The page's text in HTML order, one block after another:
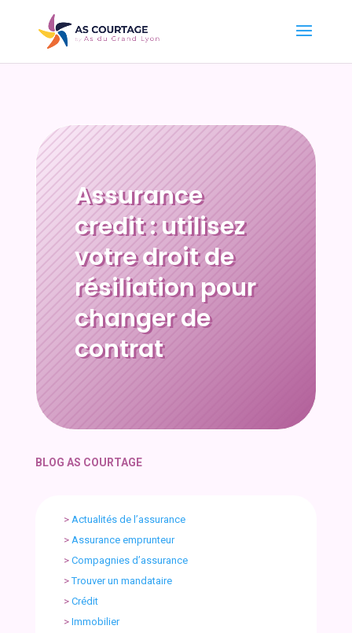
Assurance
credit : utilisez
votre droit de
résiliation pour
changer de
contrat
BLOG AS COURTAGE
> Actualités de l’assurance
> Assurance emprunteur
> Compagnies d’assurance
>Trouver un mandataire
> Crédit
> Immobilier